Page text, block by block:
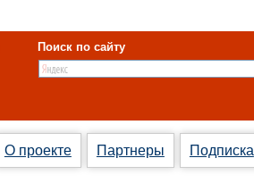
Поиск по сайту
О проекте Партнеры Подписка